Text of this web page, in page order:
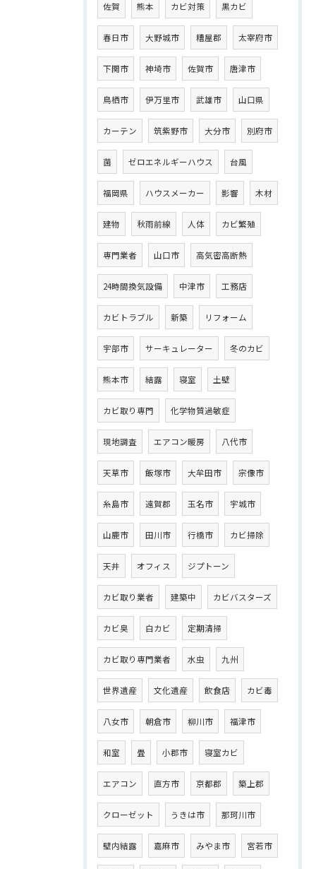
佐賀 熊本 カビ対策 黒カビ
春日市 大野城市 糟屋郡 太宰府市
下関市 神埼市 佐賀市 唐津市
鳥栖市 伊万里市 武雄市 山口県
カーテン 筑紫野市 大分市 別府市
菌 ゼロエネルギーハウス 台風
福岡県 ハウスメーカー 影響 木材
建物 秋雨前線 人体 カビ繁殖
専門業者 山口市 高気密高断熱
24時間換気設備 中津市 工務店
カビトラブル 新築 リフォーム
宇部市 サーキュレーター 冬のカビ
熊本市 結露 寝室 土壁
カビ取り専門 化学物質過敏症
現地調査 エアコン暖房 八代市
天草市 飯塚市 大牟田市 宗像市
糸島市 遠賀郡 玉名市 宇城市
山鹿市 田川市 行橋市 カビ掃除
天井 オフィス ジプトーン
カビ取り業者 建築中 カビバスターズ
カビ臭 白カビ 定期清掃
カビ取り専門業者 水虫 九州
世界遺産 文化遺産 飲食店 カビ毒
八女市 朝倉市 柳川市 福津市
和室 畳 小郡市 寝室カビ
エアコン 直方市 京都郡 築上郡
クローゼット うきは市 那珂川市
壁内結露 嘉麻市 みやま市 宮若市